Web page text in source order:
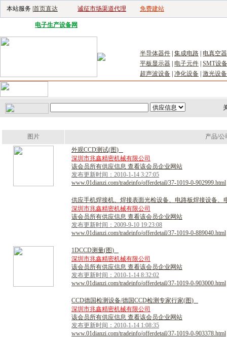
本站服务 | 首页直达 诚征市场渠道代理 免费建站
电子生产设备网
半导体器件 集成电路
电真空
平板显示器
电子元件 SMT设备
超声波设备 净化设备 激光设备
图片
产品/公
外观CCD测试(图)
深圳市兆鑫精密机械有限公司
该会员所有供应信息 查看该会员企业网站
发布更新时间：2010-1-14 3:27:05
www.01dianzi.com/tradeinfo/offerdetail/37-1019-0-902999.html
供应手机焊接机、 焊接表面光检设备、 电路板焊接设备、
深圳市兆鑫精密机械有限公司
该会员所有供应信息 查看该会员企业网站
发布更新时间：2009-9-10 19:23:08
www.01dianzi.com/tradeinfo/offerdetail/37-1019-0-889040.html
1DCCD测量(图)
深圳市兆鑫精密机械有限公司
该会员所有供应信息 查看该会员企业网站
发布更新时间：2010-1-14 8:32:02
www.01dianzi.com/tradeinfo/offerdetail/37-1019-0-903000.html
CCD德国检测设备/德国CCD检测专家行家(图)
深圳市兆鑫精密机械有限公司
该会员所有供应信息 查看该会员企业网站
发布更新时间：2010-1-14 1:08:35
www.01dianzi.com/tradeinfo/offerdetail/37-1019-0-903378.html